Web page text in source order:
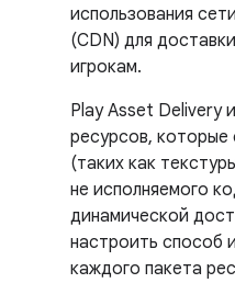
использования
(CDN) для
игрокам.
Play Asset Delivery
ресурсов, которые
(таких как
не исполняемого
динамической
настроить способ
каждого пакета